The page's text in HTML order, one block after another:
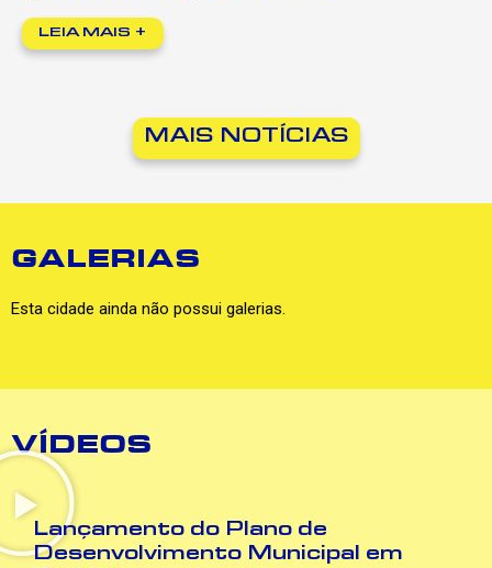
MAIS NOTÍCIAS
GALERIAS
Esta cidade ainda não possui galerias.
VÍDEOS
Lançamento do Plano de
Desenvolvimento Municipal em